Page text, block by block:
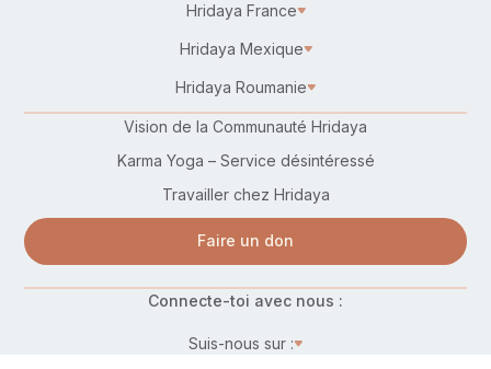
Hridaya France
Hridaya Mexique
Hridaya Roumanie
Vision de la Communauté Hridaya
Karma Yoga – Service désintéressé
Travailler chez Hridaya
Faire un don
Connecte-toi avec nous :
Suis-nous sur :